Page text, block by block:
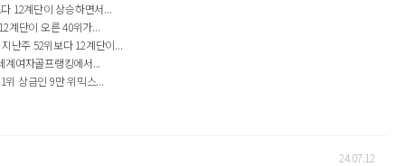
12계단이 상승하면서...
계단이 오른 40위가...
난주 52위보다 12계단이...
계여자골프랭킹에서...
위 상금인 9만 위믹스...
24.07.12